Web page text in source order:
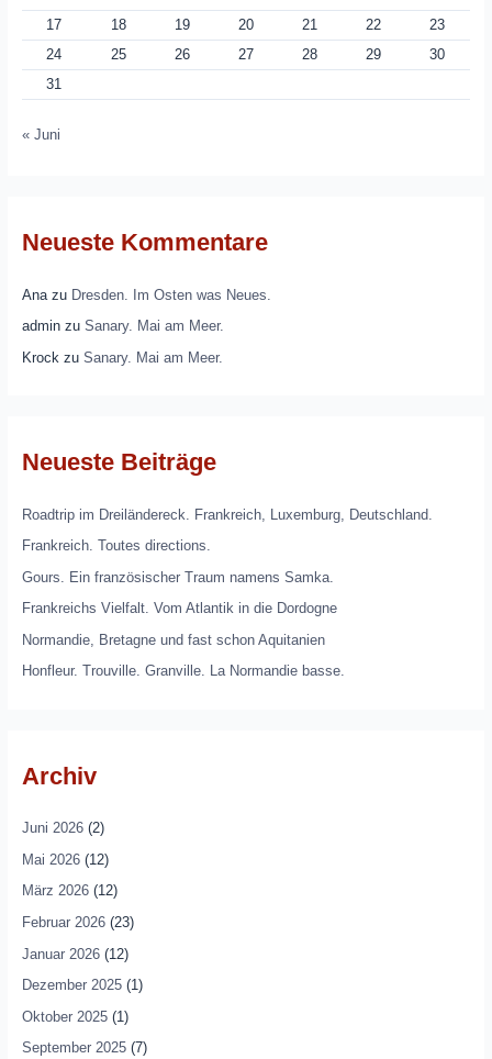
17
18 19 20 21 22
23
24
25 26 27 28 29
30
31
« Juni
Neueste Kommentare
Anazu Dresden. Im Osten was Neues.
adminzu Sanary. Mai am Meer.
Krock zu Sanary. Mai am Meer.
Neueste Beiträge
Roadtrip im Dreiländereck. Frankreich, Luxemburg, Deutschland.
Frankreich. Toutes directions.
Gours. Ein französischer Traum namens Samka.
Frankreichs Vielfalt. Vom Atlantik in die Dordogne
Normandie, Bretagne und fast schon Aquitanien
Honfleur. Trouville. Granville. La Normandie basse.
Archiv
Juni 2026(2)
Mai 2026(12)
März 2026(12)
Februar 2026(23)
Januar 2026(12)
Dezember 2025(1)
Oktober 2025(1)
September 2025(7)